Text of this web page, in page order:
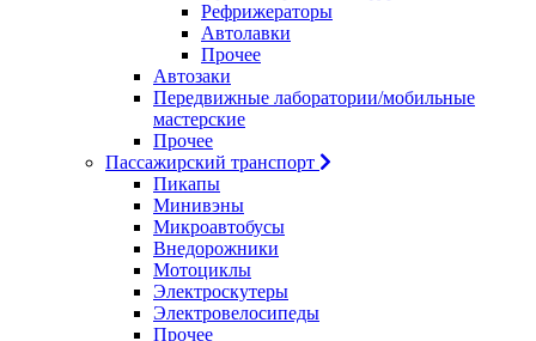
Рефрижераторы
Автолавки
Прочее
Автозаки
Передвижные лаборатории/мобильные
мастерские
Прочее
Пассажирский транспорт
Пикапы
Минивэны
Микроавтобусы
Внедорожники
Мотоциклы
Электроскутеры
Электровелосипеды
Прочее